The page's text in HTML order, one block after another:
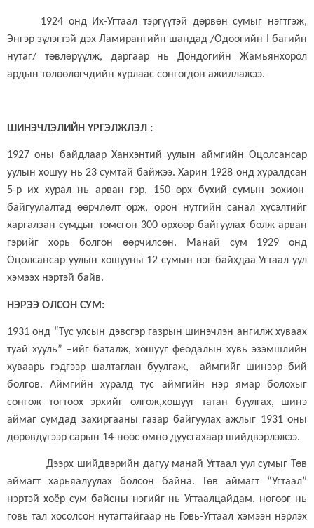
1924 онд Их-Угтаал тэргүүтэй дөрвөн сумыг нэгтгэж,
Энгэр зүлэгтэй дэх Ламирангийн шандад /Одоогийн Iбагийн
нутаг/ төвлөрүүлж, даргаар нь Дондогийн Жамьянхорол
ардын төлөөлөгчдийн хурлаас сонгогдон ажиллажээ.
ШИНЭЧЛЭЛИЙН ҮРГЭЛЖЛЭЛ :
1927 оны байдлаар Ханхэнтий уулын аймгийн Оцолсансар
уулын хошуу нь 23 сумтай байжээ. Харин 1928 онд хуралдсан
5-р их хурал нь арван гэр, 150 өрх бүхий сумын зохион
байгуулалтад өөрчлөлт орж, орон нутгийн санал хүсэлтийг
харгалзан сумдыг томсгон 300 өрхөөр байгуулах болж арван
гэрийг хорь болгон өөрчилсөн. Манай сум 1929 онд
Оцолсансар уулын хошууны 12 сумын нэг байхдаа Угтаал уул
хэмээх нэртэй байв.
НЭРЭЭ ОЛСОН СУМ:
1931 онд “Тус улсын дэвсгэр газрын шинэчлэн ангилж хуваах
туай хууль” –ийг баталж, хошууг феодалын хувь эзэмшлийн
хуваарь гэдгээр шалтаглан буулгаж,
аймгийг шинээр бий
болгов. Аймгийн хуралд тус аймгийн нэр ямар болохыг
сонгож тогтоох эрхийг олгож,хошууг татан буулгах, шинэ
аймаг сумдад захиргааны газар байгуулах ажлыг 1931 оны
дөрөвдүгээр сарын 14-нөөс өмнө дуусгахаар шийдвэрлэжээ.
Дээрх шийдвэрийн дагуу манай Угтаал уул сумыг Төв
аймагт харьяалуулах болсон байна. Төв аймагт “Угтаал”
нэртэй хоёр сум байсны нэгийг нь Угтаалцайдам, нөгөөг нь
говь тал хосолсон нутагтайгаар нь Говь-Угтаал хэмээн нэрлэх